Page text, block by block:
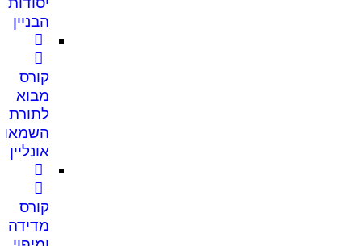
הבניין
קורס
מבוא
לתורת
אונליין
קורס
מדידה